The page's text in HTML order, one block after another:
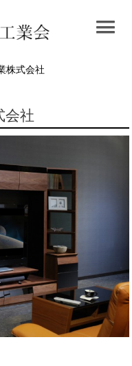
株式会社
会社